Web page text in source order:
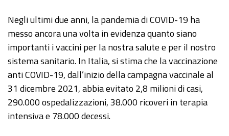
Negli ultimi due anni, la pandemia di COVID-19 ha
messo ancora una volta in evidenza quanto siano
importanti i vaccini per la nostra salute e per il nostro
sistema sanitario. In Italia, si stima che la vaccinazione
anti COVID-19, dall’inizio della campagna vaccinale al
31 dicembre 2021, abbia evitato 2,8 milioni di casi,
290.000 ospedalizzazioni, 38.000 ricoveri in terapia
intensiva e 78.000 decessi.